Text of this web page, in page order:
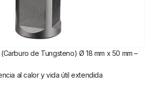
de Tungsteno) Ø 18 mm x 50 mm –
al calor y vida útil extendida